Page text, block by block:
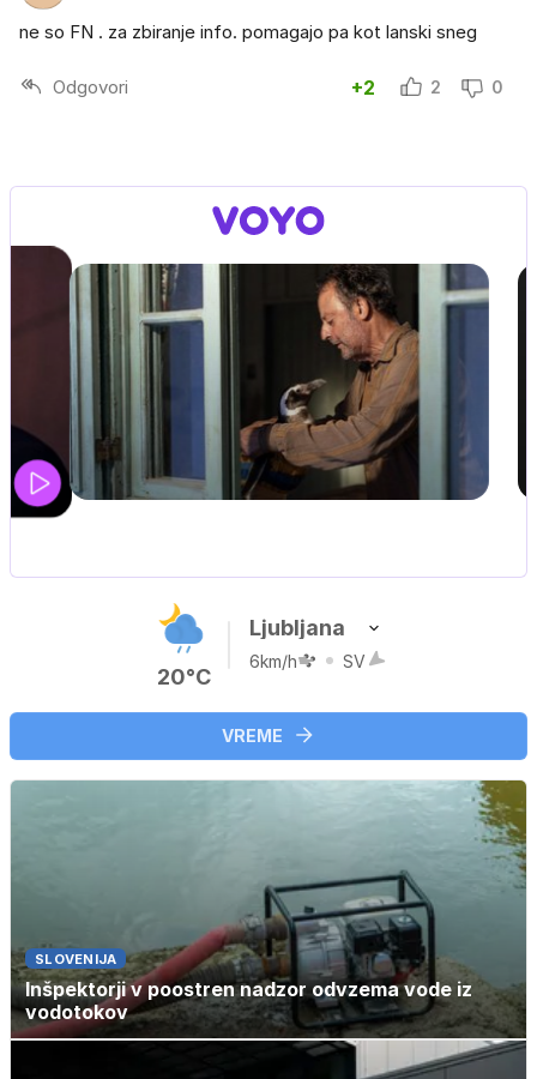
ne so FN . za zbiranje info. pomagajo pa kot lanski sneg
Odgovori +2 2 0
UEFA SUPERPOKAL
20°C
Ljubljana
6km/h SV
VREME
SLOVENIJA
Inšpektorji v poostren nadzor odvzema vode iz
vodotokov